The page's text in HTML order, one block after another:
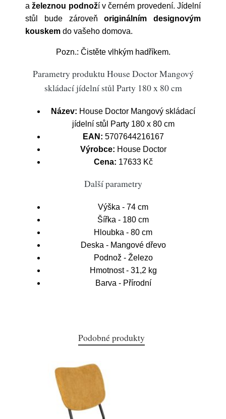
aželeznou podnoží v černém provedení. Jídelní
stůl bude zároveňoriginálním designovým
kouskem do vašeho domova.
Pozn.: Čistěte vlhkým hadříkem.
Parametry produktu House Doctor Mangový
skládací jídelní stůl Party 180 x 80 cm
Název: House Doctor Mangový skládací
jídelní stůl Party 180 x 80 cm
EAN: 5707644216167
Výrobce: House Doctor
Cena: 17633 Kč
Další parametry
Výška - 74 cm
Šířka - 180 cm
Hloubka - 80 cm
Deska - Mangové dřevo
Podnož - Železo
Hmotnost - 31,2 kg
Barva - Přírodní
Podobné produkty